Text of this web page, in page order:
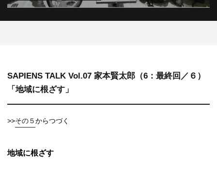
SAPIENS TALK Vol.07 家本賢太郎（6：最終回／６）
「地域に根ざす」
>>その５からつづく
地域に根ざす